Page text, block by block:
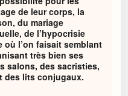
de leur corps, la
du mariage
de l’hypocrisie
où l’on faisait semblant
très bien ses
salons, des sacristies,
des lits conjugaux.